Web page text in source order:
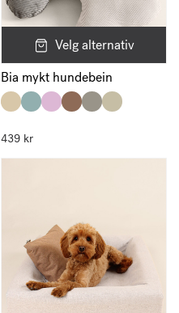
Velg alternativ
Bia mykt hundebein
439 kr